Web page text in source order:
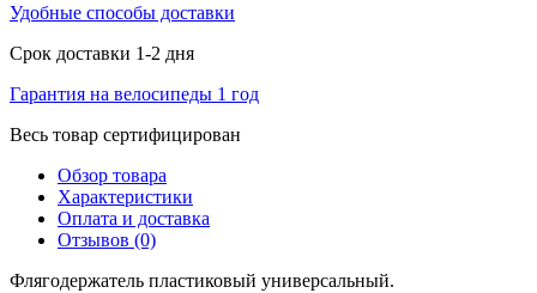
Удобные способы доставки
Срок доставки 1-2 дня
Гарантия на велосипеды 1 год
Весь товар сертифицирован
Обзор товара
Характеристики
Оплата и доставка
Отзывов (0)
Флягодержатель пластиковый универсальный.